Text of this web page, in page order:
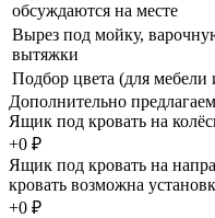
обсуждаются на месте
Вырез под мойку,
вытяжки
Подбор цвета (для мебели
Дополнительно предлагаем
Ящик под кровать на
+0 ₽
Ящик под кровать на
кровать возможна
+0 ₽